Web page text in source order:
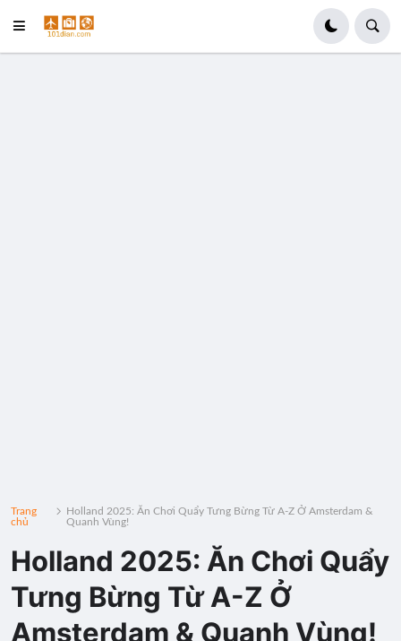
Trang
chủ
Holland 2025: Ăn Chơi Quẩy Tưng Bừng Từ A-Z Ở Amsterdam &
Quanh Vùng!
Holland 2025: Ăn Chơi Quẩy
Tưng Bừng Từ A-Z Ở
Amsterdam & Quanh Vùng!